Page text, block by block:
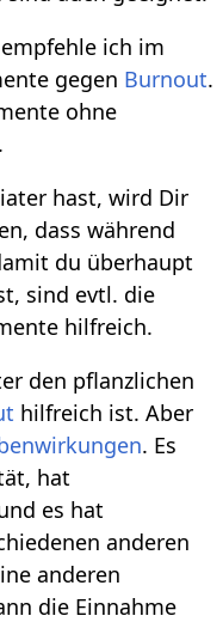
empfehle ich im
gegen Burnout.
ohne
hast, wird Dir
dass während
du überhaupt
sind evtl. die
hilfreich.
den pflanzlichen
hilfreich ist. Aber
. Es
hat
es hat
anderen
anderen
die Einnahme